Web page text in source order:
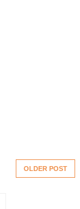
OLDER POST